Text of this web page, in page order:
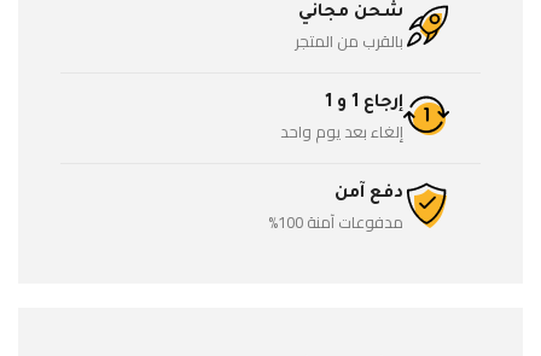
شحن مجاني
بالقرب من المتجر
إرجاع 1 و 1
إلغاء بعد يوم واحد
دفع آمن
مدفوعات آمنة 100%